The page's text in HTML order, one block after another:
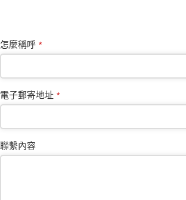
怎麼稱呼 *
電子郵寄地址 *
聯繫內容